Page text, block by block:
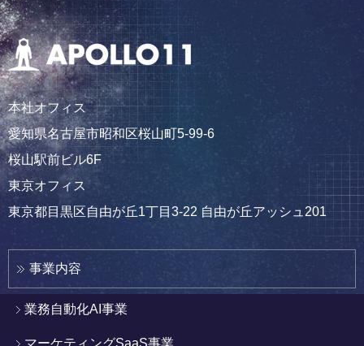
本社オフィス
愛知県名古屋市昭和区桜山町5-99-6
桜山駅前ビル6F
東京オフィス
東京都目黒区自由が丘1丁目3-22 自由が丘アッシュ201
事業内容
業務自動化AI事業
マーケティングSaaS事業